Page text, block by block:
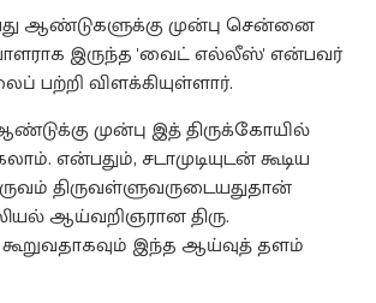
ஆண்டுகளுக்கு முன்பு சென்னை
இருந்த 'வைட் எல்லீஸ்' என்பவர்
பற்றி விளக்கியுள்ளார்.
முன்பு இத் திருக்கோயில்
என்பதும், சடாமுடியுடன் கூடிய
திருவள்ளுவருடையதுதான்
ஆய்வறிஞரான திரு.
இந்த ஆய்வுத் தளம்